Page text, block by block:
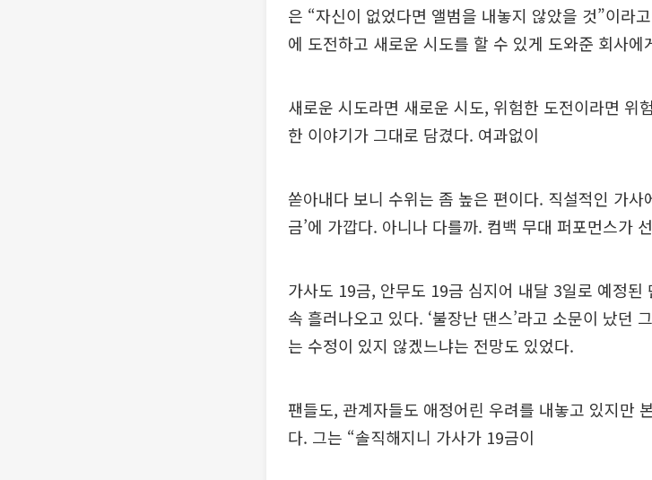
은 “자신이 없었다면 앨범을 내놓지 않았을 것”이라
에 도전하고 새로운 시도를 할 수 있게 도와준 회사에
새로운 시도라면 새로운 시도, 위험한 도전이라면 위
한 이야기가 그대로 담겼다. 여과없이
쏟아내다 보니 수위는 좀 높은 편이다. 직설적인 가
금’에 가깝다. 아니나 다를까. 컴백 무대 퍼포먼스가
가사도 19금, 안무도 19금 심지어 내달 3일로 예정
속 흘러나오고 있다. ‘불장난 댄스’라고 소문이 났던
는 수정이 있지 않겠느냐는 전망도 있었다.
팬들도, 관계자들도 애정어린 우려를 내놓고 있지만
다. 그는 “솔직해지니 가사가 19금이